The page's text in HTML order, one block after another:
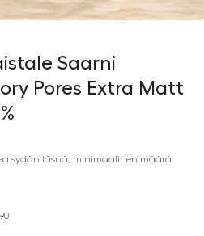
Saarni
Pores Extra Matt
sydän läsnä, minimaalinen määrä